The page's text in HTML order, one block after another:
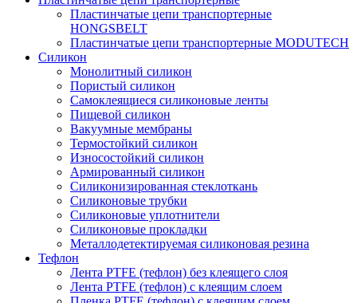
Пластинчатые цепи транспортерные
HONGSBELT
Пластинчатые цепи транспортерные MODUTECH
Силикон
Монолитный силикон
Пористый силикон
Самоклеящиеся силиконовые ленты
Пищевой силикон
Вакуумные мембраны
Термостойкий силикон
Износостойкий силикон
Армированный силикон
Силиконизированная стеклоткань
Силиконовые трубки
Силиконовые уплотнители
Силиконовые прокладки
Металлодетектируемая силиконовая резина
Тефлон
Лента PTFE (тефлон) без клеящего слоя
Лента PTFE (тефлон) с клеящим слоем